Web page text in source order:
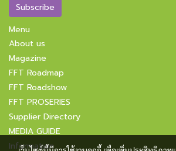
Subscribe
Menu
About us
Magazine
FFT Roadmap
FFT Roadshow
FFT PROSERIES
Supplier Directory
MEDIA GUIDE
Information